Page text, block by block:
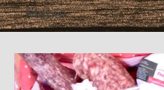
Menü
Aktuelle Angebote
Unser Partyservice